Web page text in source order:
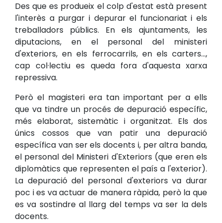
Des que es produeix el colp d'estat està present
l'interès a purgar i depurar el funcionariat i els
treballadors públics. En els ajuntaments, les
diputacions, en el personal del ministeri
d'exteriors, en els ferrocarrils, en els carters...,
cap col·lectiu es queda fora d'aquesta xarxa
repressiva.
Però el magisteri era tan important per a ells
que va tindre un procés de depuració específic,
més elaborat, sistemàtic i organitzat. Els dos
únics cossos que van patir una depuració
específica van ser els docents i, per altra banda,
el personal del Ministeri d'Exteriors (que eren els
diplomàtics que representen el país a l'exterior).
La depuració del personal d'exteriors va durar
poc i es va actuar de manera ràpida, però la que
es va sostindre al llarg del temps va ser la dels
docents.